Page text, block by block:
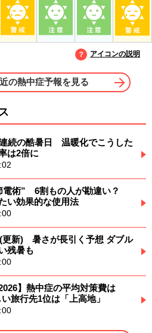
アイコンの説明
の熱中症予報を見る
続の酷暑日 温暖化でこうした
は2倍に
電術” 6割もの人が勘違い？
い効果的な使用法
更新) 暑さが長引く予想 ダブル
残暑も
】熱中症の平均対策費は
旅行先1位は「上高地」